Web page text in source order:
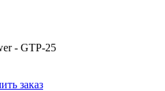
- GTP-25
заказ